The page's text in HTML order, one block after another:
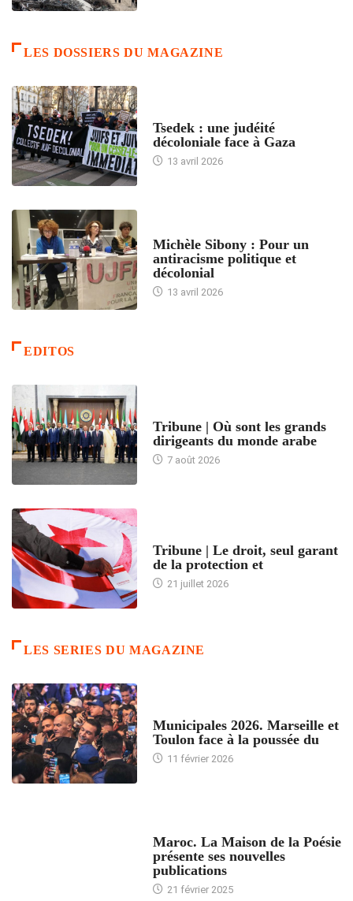
LES DOSSIERS DU MAGAZINE
Tsedek : une judéité
décoloniale face à Gaza
13 avril 2026
Michèle Sibony : Pour un
antiracisme politique et
décolonial
13 avril 2026
EDITOS
Tribune | Où sont les grands
dirigeants du monde arabe
7 août 2026
Tribune | Le droit, seul garant
de la protection et
21 juillet 2026
LES SERIES DU MAGAZINE
Municipales 2026. Marseille et
Toulon face à la poussée du
11 février 2026
Maroc. La Maison de la Poésie
présente ses nouvelles
publications
21 février 2025